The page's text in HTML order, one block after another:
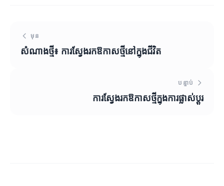
មុន
សំណាងថ្មី៖ ការស្វែងរកឱកាសថ្មីនៅក្នុងជីវិត
បន្ទាប់
ការស្វែងរកឱកាសថ្មីក្នុងការផ្លាស់ប្តូរ